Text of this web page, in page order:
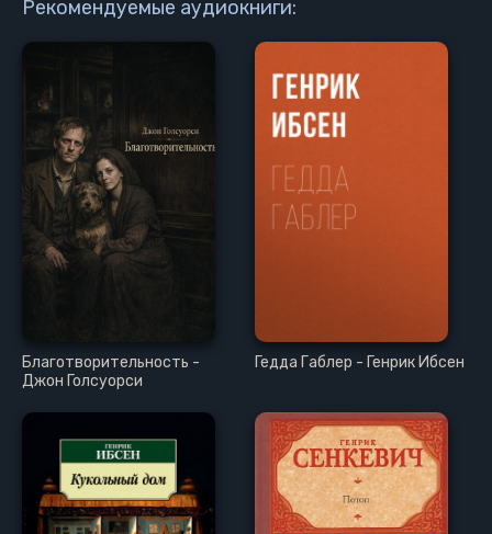
Рекомендуемые аудиокниги:
Благотворительность -
Джон Голсуорси
Гедда Габлер - Генрик Ибсен